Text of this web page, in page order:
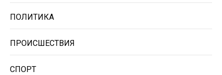
ПОЛИТИКА
ПРОИСШЕСТВИЯ
СПОРТ